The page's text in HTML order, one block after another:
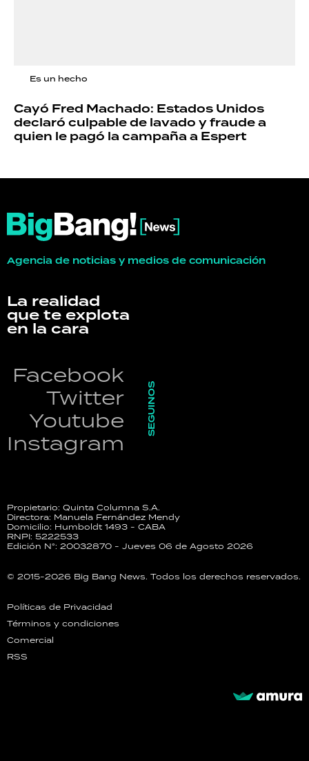
Es un hecho
Cayó Fred Machado: Estados Unidos
declaró culpable de lavado y fraude a
quien le pagó la campaña a Espert
Agencia de noticias y medios de comunicación
La realidad
que te explota
en la cara
Facebook
Twitter
Youtube
Instagram
SEGUINOS
Propietario: Quinta Columna S.A.
Directora: Manuela Fernández Mendy
Domicilio: Humboldt 1493 - CABA
RNPI: 5222533
Edición N°: 20032870 - Jueves 06 de Agosto 2026
© 2015-2026 Big Bang News. Todos los derechos reservados.
Políticas de Privacidad
Términos y condiciones
Comercial
RSS